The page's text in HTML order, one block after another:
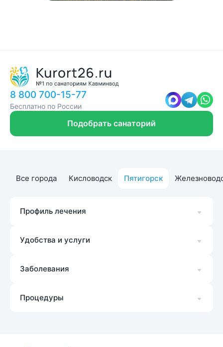
8 800 700-15-77
Бесплатно по России
Подобрать санаторий
Все города Кисловодск Пятигорск
Профиль лечения
Удобства и услуги
Заболевания
Процедуры